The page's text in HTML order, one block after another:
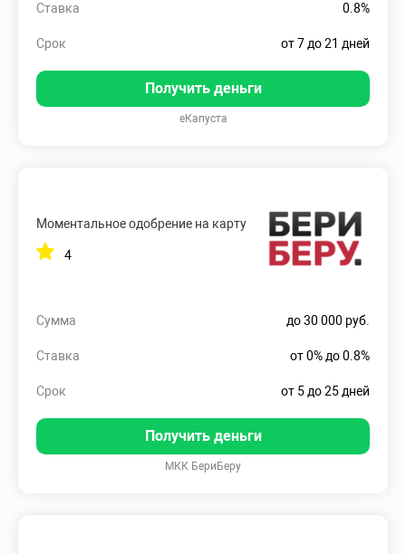
Ставка 0.8%
Срок от 7 до 21 дней
Получить деньги
еКапуста
Моментальное одобрение на карту
4
Сумма до 30 000 руб.
Ставка от 0% до 0.8%
Срок от 5 до 25 дней
Получить деньги
МКК БериБеру